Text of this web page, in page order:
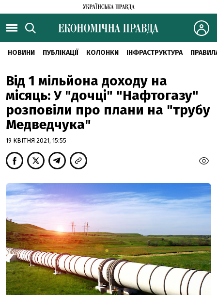
НОВИНИ ПУБЛІКАЦІЇ КОЛОНКИ ІНФРАСТРУКТУРА
Від 1 мільйона доходу на
місяць: У "дочці" "Нафтогазу"
розповіли про плани на "трубу
Медведчука"
19 КВІТНЯ 2021, 15:55